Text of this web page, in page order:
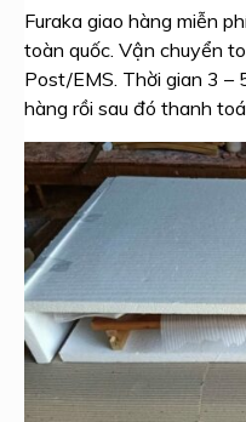
Furaka giao hàng miễn
toàn quốc. Vận chuyển
Post/EMS. Thời gian 3 –
hàng rồi sau đó thanh